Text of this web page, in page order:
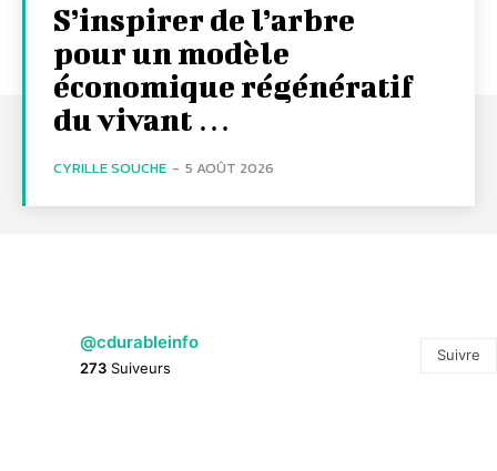
S’inspirer de l’arbre
pour un modèle
économique régénératif
du vivant …
CYRILLE SOUCHE - 5 AOÛT 2026
@cdurableinfo
273 Suiveurs
Suivre